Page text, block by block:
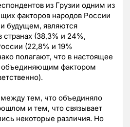
из Грузии одним из
факторов народов России
будущем, являются
странах (38,3% и 24%,
(22,8% и 19%
полагают, что в настоящее
объединяющим фактором
тем, что объединяло
и тем, что связывает
некоторые различия. Но